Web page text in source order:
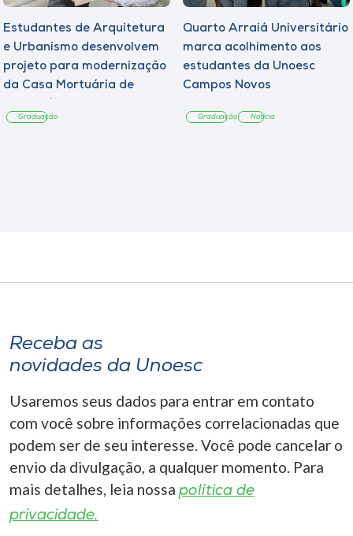
Estudantes de Arquitetura
e Urbanismo desenvolvem
projeto para modernização
da Casa Mortuária de
Graduação
Quarto Arraiá Universitário
marca acolhimento aos
estudantes da Unoesc
Campos Novos
Graduação Notícia
Receba as
novidades da Unoesc
Usaremos seus dados para entrar em contato
com você sobre informações correlacionadas que
podem ser de seu interesse. Você pode cancelar o
envio da divulgação, a qualquer momento. Para
mais detalhes, leia nossa política de
privacidade.